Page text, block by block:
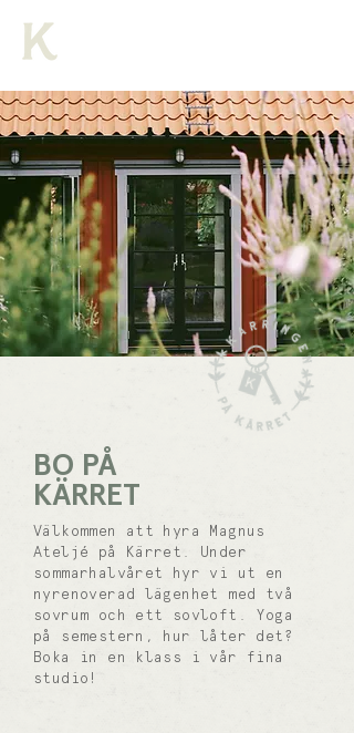
BO PÅ
KÄRRET
Välkommen att hyra Magnus
Ateljé på Kärret. Under
sommarhalvåret hyr vi ut en
nyrenoverad lägenhet med två
sovrum och ett sovloft. Yoga
på semestern, hur låter det?
Boka in en klass i vår fina
studio!